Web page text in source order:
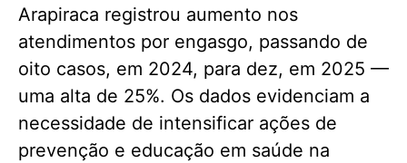
Arapiraca registrou aumento nos
atendimentos por engasgo, passando de
oito casos, em 2024, para dez, em 2025 —
uma alta de 25%. Os dados evidenciam a
necessidade de intensificar ações de
prevenção e educação em saúde na